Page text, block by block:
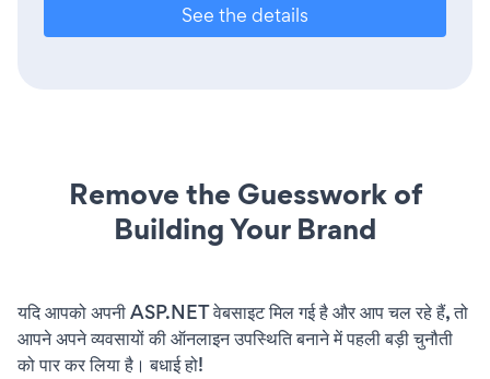
See the details
Remove the Guesswork of
Building Your Brand
यदि आपको अपनी ASP.NET वेबसाइट मिल गई है और आप चल रहे हैं, तो
आपने अपने व्यवसायों की ऑनलाइन उपस्थिति बनाने में पहली बड़ी चुनौती
को पार कर लिया है। बधाई हो!